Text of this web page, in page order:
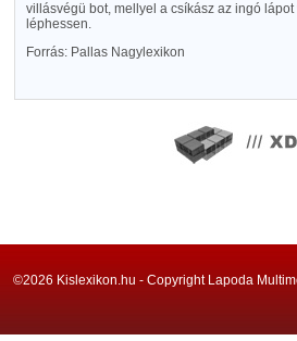
villásvégü bot, mellyel a csíkász az ingó
léphessen.
Forrás: Pallas Nagylexikon
©2026 Kislexikon.hu - Copyright Lapoda